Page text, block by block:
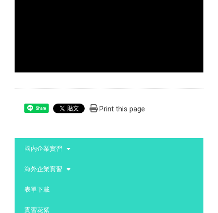
Share Print this page
國內企業實習
海外企業實習
表單下載
實習花絮